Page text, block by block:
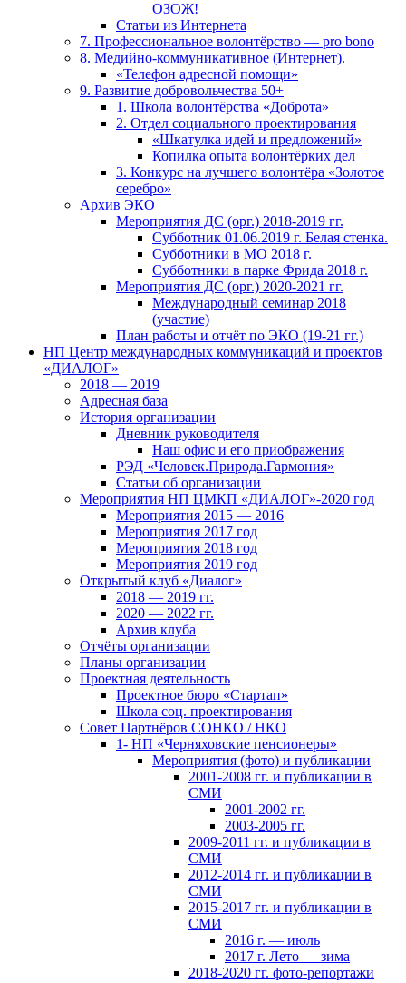
ОЗОЖ!
Статьи из Интернета
7. Профессиональное волонтёрство — pro bono
8. Медийно-коммуникативное (Интернет).
«Телефон адресной помощи»
9. Развитие добровольчества 50+
1. Школа волонтёрства «Доброта»
2. Отдел социального проектирования
«Шкатулка идей и предложений»
Копилка опыта волонтёрких дел
3. Конкурс на лучшего волонтёра «Золотое
серебро»
Архив ЭКО
Мероприятия ДС (орг.) 2018-2019 гг.
Субботник 01.06.2019 г. Белая стенка.
Субботники в МО 2018 г.
Субботники в парке Фрида 2018 г.
Мероприятия ДС (орг.) 2020-2021 гг.
Международный семинар 2018
(участие)
План работы и отчёт по ЭКО (19-21 гг.)
НП Центр международных коммуникаций и проектов
«ДИАЛОГ»
2018 — 2019
Адресная база
История организации
Дневник руководителя
Наш офис и его приображения
РЭД «Человек.Природа.Гармония»
Статьи об организации
Мероприятия НП ЦМКП «ДИАЛОГ»-2020 год
Мероприятия 2015 — 2016
Мероприятия 2017 год
Мероприятия 2018 год
Мероприятия 2019 год
Открытый клуб «Диалог»
2018 — 2019 гг.
2020 — 2022 гг.
Архив клуба
Отчёты организации
Планы организации
Проектная деятельность
Проектное бюро «Стартап»
Школа соц. проектирования
Совет Партнёров СОНКО / НКО
1- НП «Черняховские пенсионеры»
Мероприятия (фото) и публикации
2001-2008 гг. и публикации в
СМИ
2001-2002 гг.
2003-2005 гг.
2009-2011 гг. и публикации в
СМИ
2012-2014 гг. и публикации в
СМИ
2015-2017 гг. и публикации в
СМИ
2016 г. — июль
2017 г. Лето — зима
2018-2020 гг. фото-репортажи